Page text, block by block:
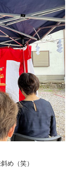
め（笑）